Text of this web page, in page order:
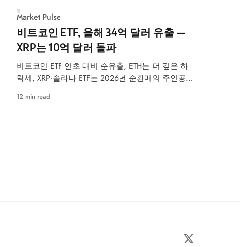
Market Pulse
비트코인 ETF, 올해 34억 달러 유출 —
XRP는 10억 달러 돌파
비트코인 ETF 연초 대비 순유출, ETH는 더 깊은 하
락세, XRP·솔라나 ETF는 2026년 순환매의 주인공으
12 min read